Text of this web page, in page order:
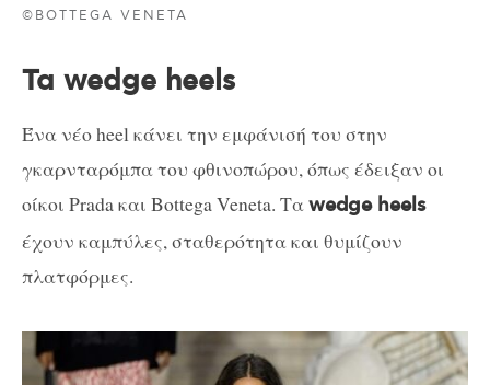
©BOTTEGA VENETA
Τα wedge heels
Ένα νέο heel κάνει την εμφάνισή του στην
γκαρνταρόμπα του φθινοπώρου, όπως έδειξαν οι
οίκοι Prada και Bottega Veneta. Ταwedge heels
έχουν καμπύλες, σταθερότητα και θυμίζουν
πλατφόρμες.